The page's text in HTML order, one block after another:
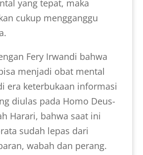
yang tepat, maka
cukup mengganggu
Fery Irwandi bahwa
menjadi obat mental
era keterbukaan informasi
diulas pada Homo Deus-
Harari, bahwa saat ini
sudah lepas dari
wabah dan perang.